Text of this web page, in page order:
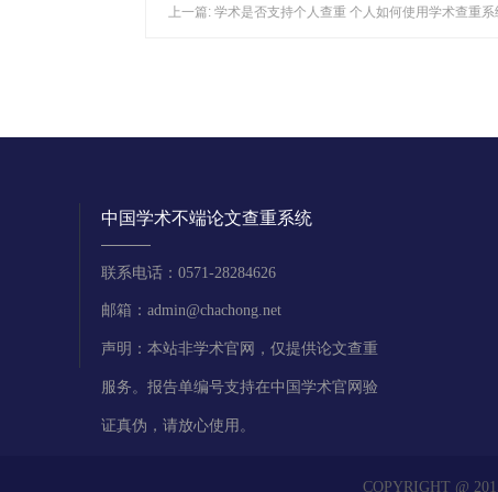
上一篇: 学术是否支持个人查重 个人如何使用学术查重系
COPYRIGHT @
中国学术不端论文查重系统
联系电话：0571-28284626
邮箱：admin@chachong.net
声明：本站非学术官网，仅提供论文查重
服务。报告单编号支持在中国学术官网验
证真伪，请放心使用。